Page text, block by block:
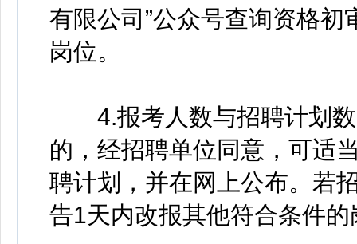
有限公司”公众号查询资格
岗位。
4.报考人数与招聘计划数
的，经招聘单位同意，可适
聘计划，并在网上公布。若
告1天内改报其他符合条件